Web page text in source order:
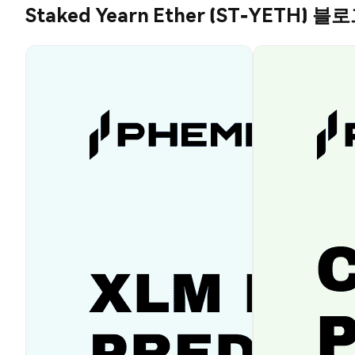
Staked Yearn Ether (ST-YETH) 블로